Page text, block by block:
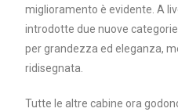
miglioramento è evidente. A
introdotte due nuove
per grandezza ed eleganza,
ridisegnata.
Tutte le altre cabine ora